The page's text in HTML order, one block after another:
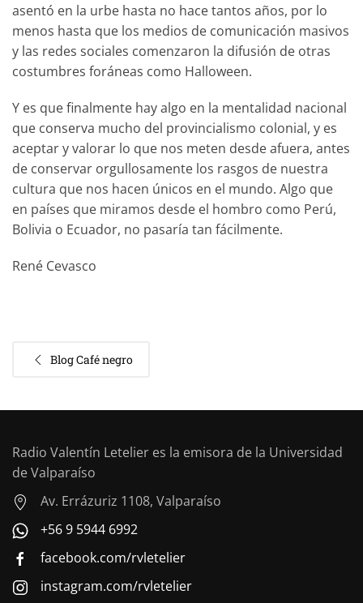
asentó en la urbe hasta no hace tantos años, por lo
menos hasta que los medios de comunicación masivos
y las redes sociales comenzaron la difusión de otras
costumbres foráneas como Halloween.
Y es que finalmente hay algo en la mentalidad nacional
que conserva mucho del provincialismo colonial, y es
aceptar y valorar lo que nos meten desde afuera, antes
de conservar orgullosamente los rasgos de nuestra
cultura que nos hacen únicos en el mundo. Algo que
en países que miramos desde el hombro como Perú,
Bolivia o Ecuador, no pasaría tan fácilmente.
René Cevasco
Blog Café negro
Radio Valentín Letelier es la emisora de la Universidad
de Valparaíso
Av. Errázuriz 1108, Valparaíso
+56 9 5944 6992
facebook.com/rvletelier
instagram.com/rvletelier